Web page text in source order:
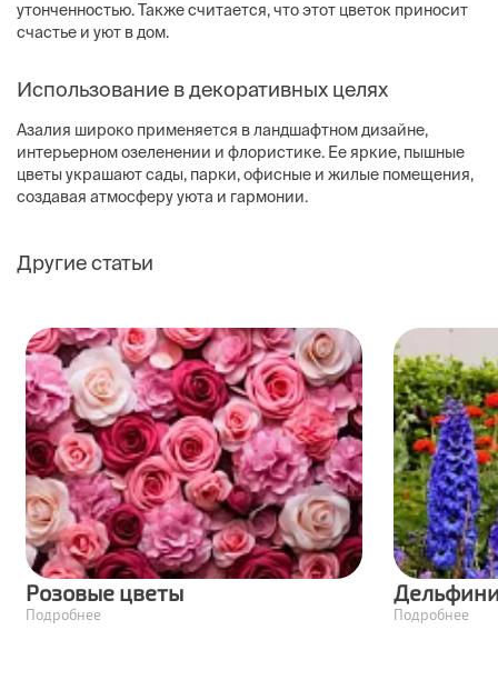
утонченностью. Также считается, что этот цветок приносит
счастье и уют в дом.
Использование в декоративных целях
Азалия широко применяется в ландшафтном дизайне,
интерьерном озеленении и флористике. Ее яркие, пышные
цветы украшают сады, парки, офисные и жилые помещения,
создавая атмосферу уюта и гармонии.
Другие статьи
Розовые цветы
Подробнее Подробнее